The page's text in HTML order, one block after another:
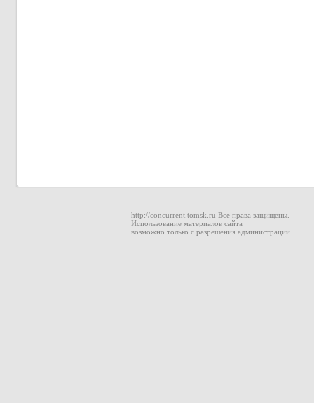
http://concurrent.tomsk.ru Все права защищены.
Использование материалов сайта
возможно только с разрешения администрации.